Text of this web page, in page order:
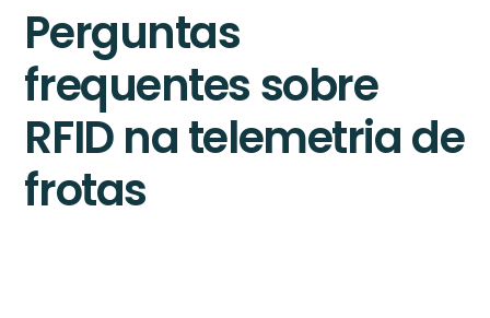
Perguntas
frequentes sobre
RFID na telemetria de
frotas